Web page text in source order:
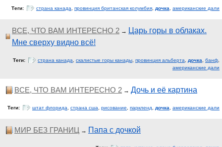
Теги: страна канада провинция британская колумбия дочка американские дали
ВСЕ, ЧТО ВАМ ИНТЕРЕСНО 2 → Царь горы в облаках.
Мне сверху видно всё!
Теги: страна канада скалистые горы канады провинция альберта дочка банф
американские дали
ВСЕ, ЧТО ВАМ ИНТЕРЕСНО 2 → Дочь и её картина
Теги: штат флорида страна сша рисование паркленд дочка американские дали
МИР БЕЗ ГРАНИЦ → Папа с дочкой